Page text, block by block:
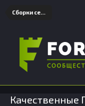
Сборки серверов
Качественные